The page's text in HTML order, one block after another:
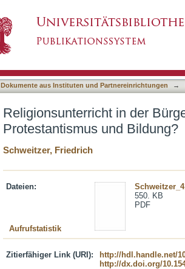
Dokumente aus Instituten und Partnereinrichtungen →
Religionsunterricht in der
Protestantismus und Bildung?
Schweitzer, Friedrich
Dateien:
550. KB
PDF
Aufrufstatistik
Zitierfähiger Link (URI):
http://hdl.handle.net/
http://dx.doi.org/